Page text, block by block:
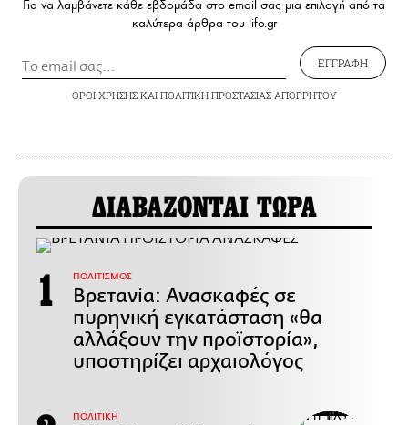
Για να λαμβάνετε κάθε εβδομάδα στο email σας μια επιλογή από τα
καλύτερα άρθρα του lifo.gr
ΕΓΓΡΑΦΗ
ΟΡΟΙ ΧΡΗΣΗΣΚΑΙ ΠΟΛΙΤΙΚΗ ΠΡΟΣΤΑΣΙΑΣ ΑΠΟΡΡΗΤΟΥ
ΔΙΑΒΑΖΟΝΤΑΙ ΤΩΡΑ
ΠΟΛΙΤΙΣΜΟΣ
Βρετανία: Ανασκαφές σε
πυρηνική εγκατάσταση «θα
αλλάξουν την προϊστορία»,
υποστηρίζει αρχαιολόγος
ΠΟΛΙΤΙΚΗ